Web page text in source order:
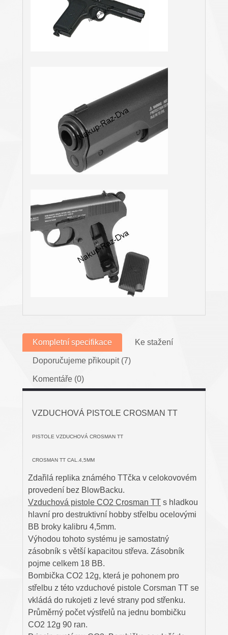
Kompletní specifikace Ke stažení
Doporučujeme přikoupit (7)
Komentáře (0)
VZDUCHOVÁ PISTOLE CROSMAN TT
PISTOLE VZDUCHOVÁ CROSMAN TT
CROSMAN TT CAL.4,5MM
Zdařilá replika známého TTčka v celokovovém
provedení bez BlowBacku.
Vzduchová pistole CO2 Crosman TT s hladkou
hlavní pro destruktivní hobby střelbu ocelovými
BB broky kalibru 4,5mm.
Výhodou tohoto systému je samostatný
zásobník s větší kapacitou střeva. Zásobník
pojme celkem 18 BB.
Bombička CO2 12g, která je pohonem pro
střelbu z této vzduchové pistole Corsman TT se
vkládá do rukojeti z levé strany pod střenku.
Průměrný počet výstřelů na jednu bombičku
CO2 12g 90 ran.